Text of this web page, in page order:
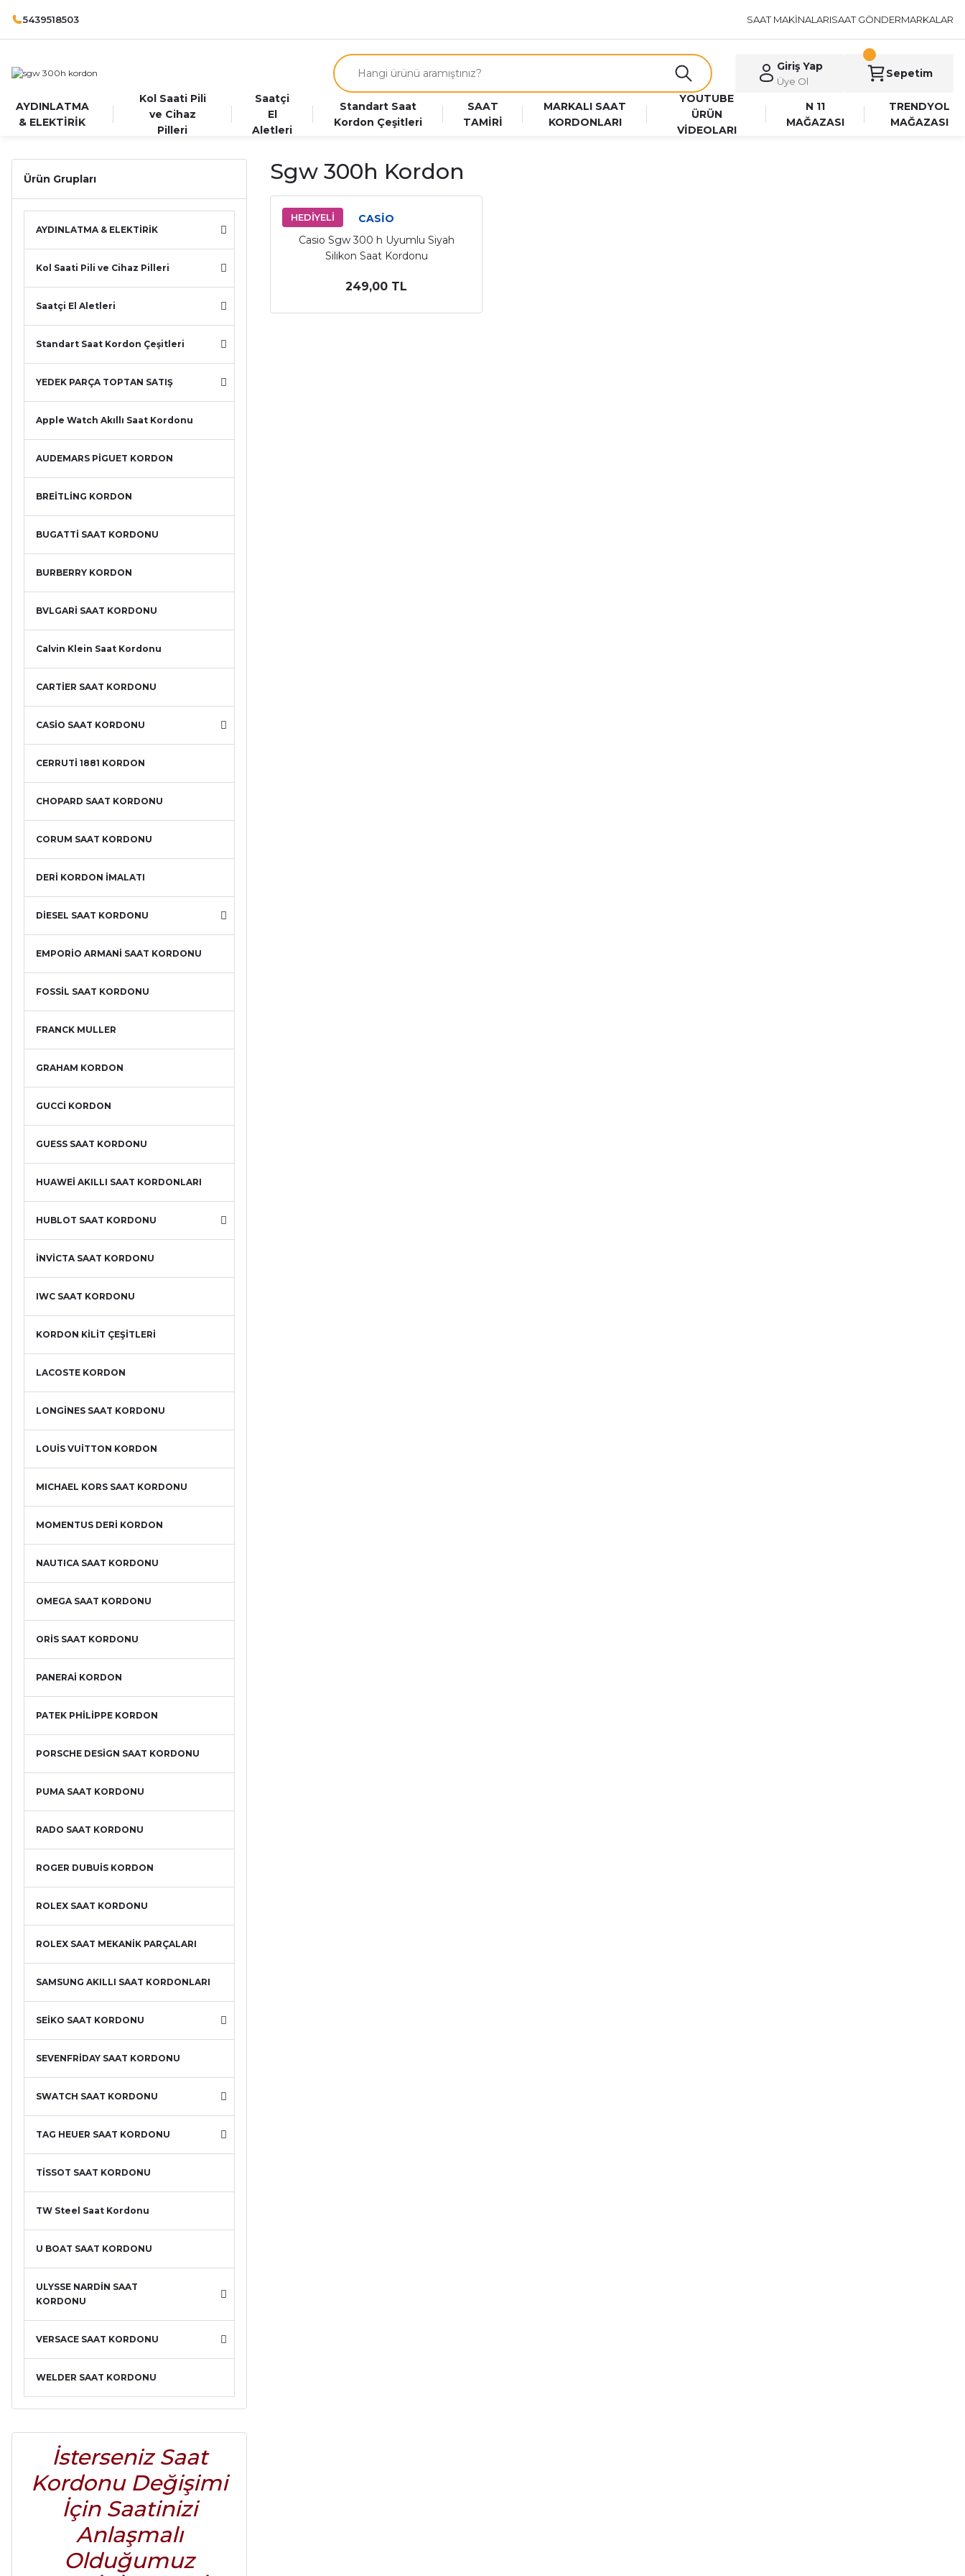
5439518503 SAAT MAKİNALARISAAT GÖNDERMARKALAR
Giriş Yap
Üye Ol
Sepetim
AYDINLATMA
& ELEKTİRİK
Kol Saati Pili
ve Cihaz
Pilleri
Saatçi
El
Aletleri
Standart Saat
Kordon Çeşitleri
SAAT
TAMİRİ
MARKALI SAAT
KORDONLARI
YOUTUBE
ÜRÜN
VİDEOLARI
N 11
MAĞAZASI
TRENDYOL
MAĞAZASI
Ürün Grupları
AYDINLATMA & ELEKTİRİK
Kol Saati Pili ve Cihaz Pilleri
Saatçi El Aletleri
Standart Saat Kordon Çeşitleri
YEDEK PARÇA TOPTAN SATIŞ
Apple Watch Akıllı Saat Kordonu
AUDEMARS PİGUET KORDON
BREİTLİNG KORDON
BUGATTİ SAAT KORDONU
BURBERRY KORDON
BVLGARİ SAAT KORDONU
Calvin Klein Saat Kordonu
CARTİER SAAT KORDONU
CASİO SAAT KORDONU
CERRUTİ 1881 KORDON
CHOPARD SAAT KORDONU
CORUM SAAT KORDONU
DERİ KORDON İMALATI
DİESEL SAAT KORDONU
EMPORİO ARMANİ SAAT KORDONU
FOSSİL SAAT KORDONU
FRANCK MULLER
GRAHAM KORDON
GUCCİ KORDON
GUESS SAAT KORDONU
HUAWEİ AKILLI SAAT KORDONLARI
HUBLOT SAAT KORDONU
İNVİCTA SAAT KORDONU
IWC SAAT KORDONU
KORDON KİLİT ÇEŞİTLERİ
LACOSTE KORDON
LONGİNES SAAT KORDONU
LOUİS VUİTTON KORDON
MICHAEL KORS SAAT KORDONU
MOMENTUS DERİ KORDON
NAUTICA SAAT KORDONU
OMEGA SAAT KORDONU
ORİS SAAT KORDONU
PANERAİ KORDON
PATEK PHİLİPPE KORDON
PORSCHE DESİGN SAAT KORDONU
PUMA SAAT KORDONU
RADO SAAT KORDONU
ROGER DUBUİS KORDON
ROLEX SAAT KORDONU
ROLEX SAAT MEKANİK PARÇALARI
SAMSUNG AKILLI SAAT KORDONLARI
SEİKO SAAT KORDONU
SEVENFRİDAY SAAT KORDONU
SWATCH SAAT KORDONU
TAG HEUER SAAT KORDONU
TİSSOT SAAT KORDONU
TW Steel Saat Kordonu
U BOAT SAAT KORDONU
ULYSSE NARDİN SAAT
KORDONU
VERSACE SAAT KORDONU
WELDER SAAT KORDONU
İsterseniz Saat
Kordonu Değişimi
İçin Saatinizi
Anlaşmalı
Olduğumuz
Sgw 300h Kordon
HEDİYELİ
CASİO
Casio Sgw 300 h Uyumlu Siyah
Silikon Saat Kordonu
249,00 TL